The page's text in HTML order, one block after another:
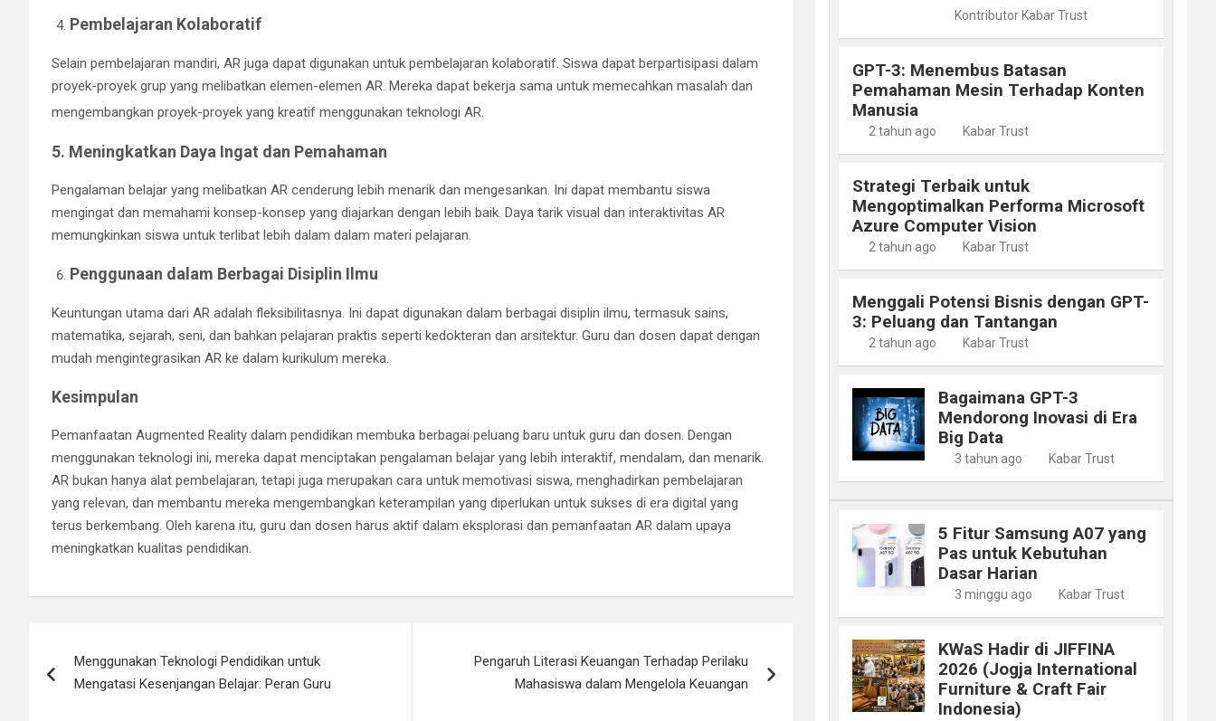
Pembelajaran Kolaboratif
Selain pembelajaran mandiri, AR juga dapat digunakan untuk pembelajaran kolaboratif. Siswa dapat berpartisipasi dalam
proyek-proyek grup yang melibatkan elemen-elemen AR. Mereka dapat bekerja sama untuk memecahkan masalah dan
mengembangkan proyek-proyek yang kreatif menggunakan teknologi AR.
5. Meningkatkan Daya Ingat dan Pemahaman
Pengalaman belajar yang melibatkan AR cenderung lebih menarik dan mengesankan. Ini dapat membantu siswa
mengingat dan memahami konsep-konsep yang diajarkan dengan lebih baik. Daya tarik visual dan interaktivitas AR
memungkinkan siswa untuk terlibat lebih dalam dalam materi pelajaran.
Penggunaan dalam Berbagai Disiplin Ilmu
Keuntungan utama dari AR adalah fleksibilitasnya. Ini dapat digunakan dalam berbagai disiplin ilmu, termasuk sains,
matematika, sejarah, seni, dan bahkan pelajaran praktis seperti kedokteran dan arsitektur. Guru dan dosen dapat dengan
mudah mengintegrasikan AR ke dalam kurikulum mereka.
Kesimpulan
Pemanfaatan Augmented Reality dalam pendidikan membuka berbagai peluang baru untuk guru dan dosen. Dengan
menggunakan teknologi ini, mereka dapat menciptakan pengalaman belajar yang lebih interaktif, mendalam, dan menarik.
AR bukan hanya alat pembelajaran, tetapi juga merupakan cara untuk memotivasi siswa, menghadirkan pembelajaran
yang relevan, dan membantu mereka mengembangkan keterampilan yang diperlukan untuk sukses di era digital yang
terus berkembang. Oleh karena itu, guru dan dosen harus aktif dalam eksplorasi dan pemanfaatan AR dalam upaya
meningkatkan kualitas pendidikan.
posMenggunakan Teknologi Pendidikan untuk
Mengatasi Kesenjangan Belajar: Peran Guru
Pengaruh Literasi Keuangan Terhadap Perilaku
Mahasiswa dalam Mengelola Keuangan
Kontributor Kabar Trust
GPT-3: Menembus Batasan
Pemahaman Mesin Terhadap Konten
Manusia
2 tahun ago Kabar Trust
Strategi Terbaik untuk
Mengoptimalkan Performa Microsoft
Azure Computer Vision
2 tahun ago Kabar Trust
Menggali Potensi Bisnis dengan GPT-
3: Peluang dan Tantangan
2 tahun ago Kabar Trust
Bagaimana GPT-3
Mendorong Inovasi di Era
Big Data
3 tahun ago Kabar Trust
5 Fitur Samsung A07 yang
Pas untuk Kebutuhan
Dasar Harian
3 minggu ago Kabar Trust
KWaS Hadir di JIFFINA
2026 (Jogja International
Furniture & Craft Fair
Indonesia)